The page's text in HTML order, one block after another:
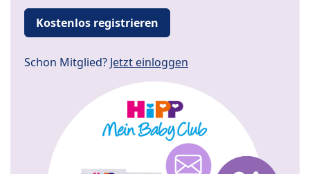
Kostenlos registrieren
Schon Mitglied? Jetzt einloggen